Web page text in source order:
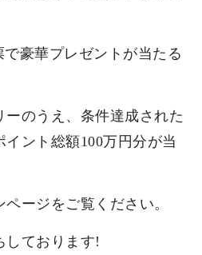
で豪華プレゼントが当たる
ーのうえ、条件達成された
ント総額100万円分が当
ージをご覧ください。
しております!